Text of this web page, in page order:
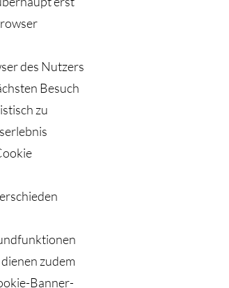
des Nutzers
Besuch
zu
zudem
Banner-